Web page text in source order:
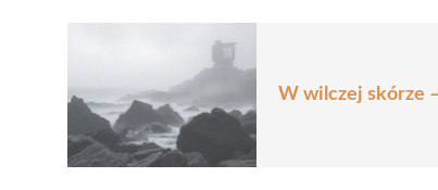
W wilczej skórze